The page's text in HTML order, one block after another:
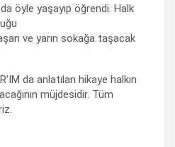
öyle yaşayıp öğrendi. Halk
ve yarın sokağa taşacak
da anlatılan hikaye halkın
müjdesidir. Tüm